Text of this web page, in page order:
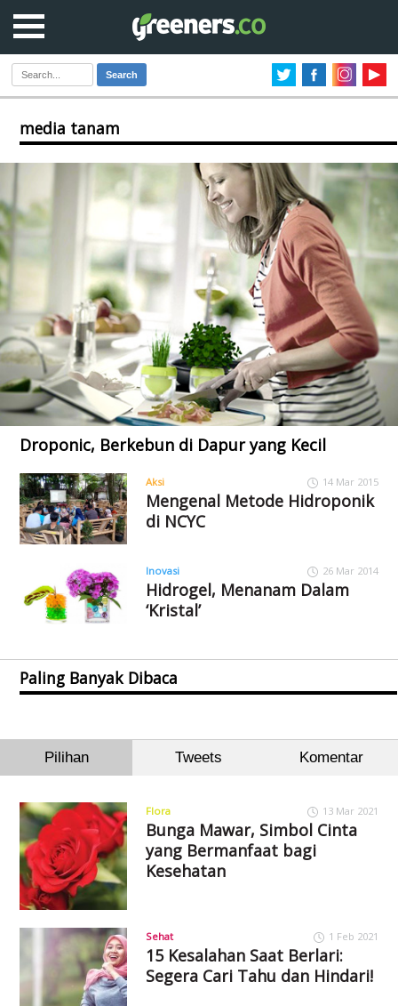
Search
media tanam
Droponic, Berkebun di Dapur yang Kecil
Aksi 14 Mar 2015
Mengenal Metode Hidroponik
di NCYC
Inovasi 26 Mar 2014
Hidrogel, Menanam Dalam
‘Kristal’
Paling Banyak Dibaca
Pilihan Tweets Komentar
Flora 13 Mar 2021
Bunga Mawar, Simbol Cinta
yang Bermanfaat bagi
Kesehatan
Sehat 1 Feb 2021
15 Kesalahan Saat Berlari:
Segera Cari Tahu dan Hindari!